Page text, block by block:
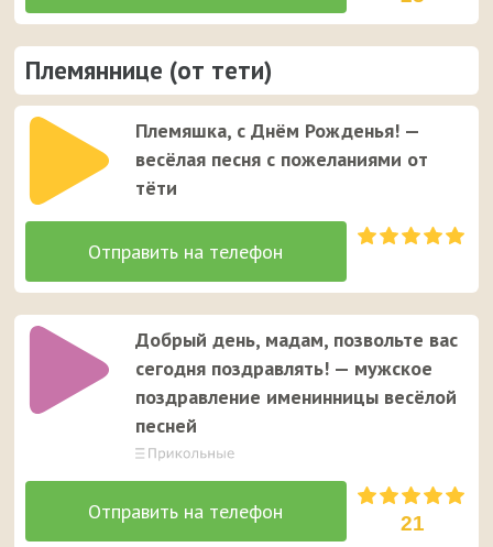
Племяннице (от тети)
Племяшка, с Днём Рожденья! —
весёлая песня с пожеланиями от
тёти
Добрый день, мадам, позвольте вас
сегодня поздравлять! — мужское
поздравление именинницы весёлой
песней
21